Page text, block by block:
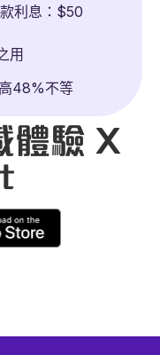
利息：$50
用
48%不等
體驗 X